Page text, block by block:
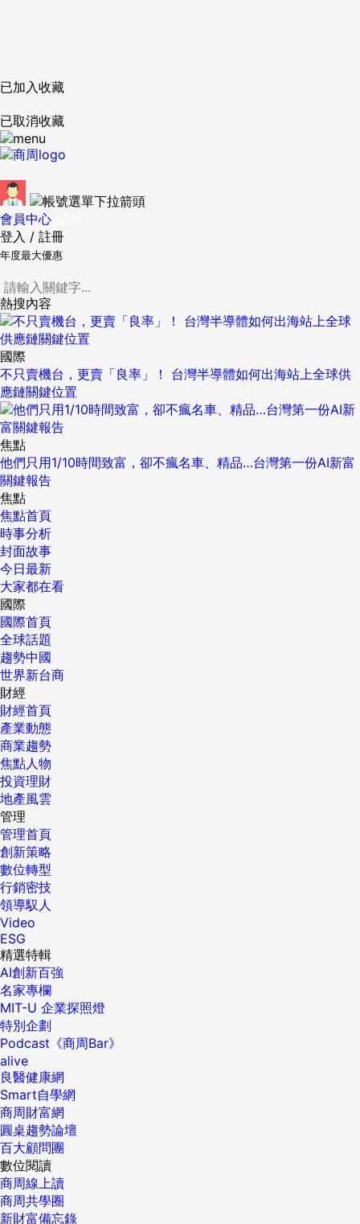
已加入收藏
已取消收藏
會員中心
登入 / 註冊
年度最大優惠
熱搜內容
國際
不只賣機台，更賣「良率」！ 台灣半導體如何出海站上全球供
應鏈關鍵位置
焦點
他們只用1/10時間致富，卻不瘋名車、精品…台灣第一份AI新富
關鍵報告
焦點
焦點首頁
時事分析
封面故事
今日最新
大家都在看
國際
國際首頁
全球話題
趨勢中國
世界新台商
財經
財經首頁
產業動態
商業趨勢
焦點人物
投資理財
地產風雲
管理
管理首頁
創新策略
數位轉型
行銷密技
領導馭人
Video
ESG
精選特輯
AI創新百強
名家專欄
MIT-U 企業探照燈
特別企劃
Podcast《商周Bar》
alive
良醫健康網
Smart自學網
商周財富網
圓桌趨勢論壇
百大顧問團
數位閱讀
商周線上讀
商周共學圈
新財富備忘錄